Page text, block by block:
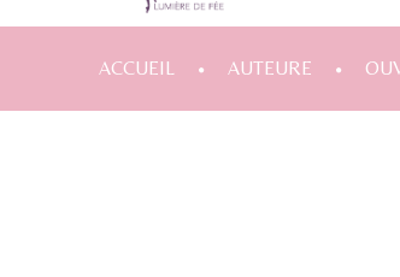
ACCUEIL AUTEURE